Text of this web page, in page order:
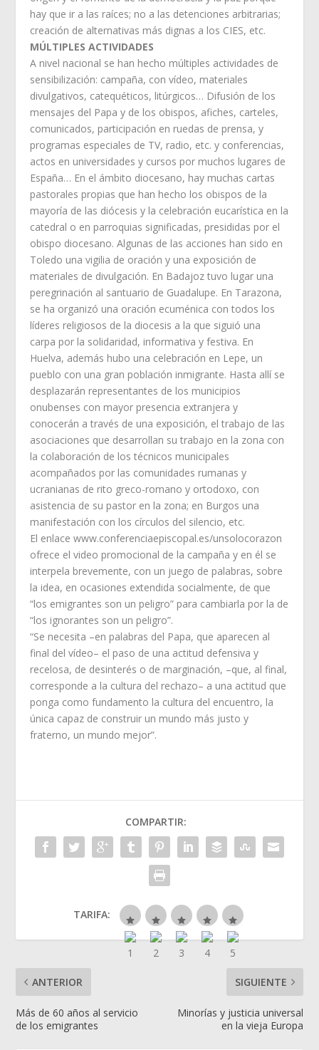
hay que ir a las raíces; no a las detenciones arbitrarias;
creación de alternativas más dignas a los CIES, etc.
MÚLTIPLES ACTIVIDADES
A nivel nacional se han hecho múltiples actividades de
sensibilización: campaña, con vídeo, materiales
divulgativos, catequéticos, litúrgicos… Difusión de los
mensajes del Papa y de los obispos, afiches, carteles,
comunicados, participación en ruedas de prensa, y
programas especiales de TV, radio, etc. y conferencias,
actos en universidades y cursos por muchos lugares de
España… En el ámbito diocesano, hay muchas cartas
pastorales propias que han hecho los obispos de la
mayoría de las diócesis y la celebración eucarística en la
catedral o en parroquias significadas, presididas por el
obispo diocesano. Algunas de las acciones han sido en
Toledo una vigilia de oración y una exposición de
materiales de divulgación. En Badajoz tuvo lugar una
peregrinación al santuario de Guadalupe. En Tarazona,
se ha organizó una oración ecuménica con todos los
líderes religiosos de la diocesis a la que siguió una
carpa por la solidaridad, informativa y festiva. En
Huelva, además hubo una celebración en Lepe, un
pueblo con una gran población inmigrante. Hasta allí se
desplazarán representantes de los municipios
onubenses con mayor presencia extranjera y
conocerán a través de una exposición, el trabajo de las
asociaciones que desarrollan su trabajo en la zona con
la colaboración de los técnicos municipales
acompañados por las comunidades rumanas y
ucranianas de rito greco-romano y ortodoxo, con
asistencia de su pastor en la zona; en Burgos una
manifestación con los círculos del silencio, etc.
El enlace www.conferenciaepiscopal.es/unsolocorazon
ofrece el video promocional de la campaña y en él se
interpela brevemente, con un juego de palabras, sobre
la idea, en ocasiones extendida socialmente, de que
“los emigrantes son un peligro” para cambiarla por la de
“los ignorantes son un peligro”.
“Se necesita –en palabras del Papa, que aparecen al
final del vídeo– el paso de una actitud defensiva y
recelosa, de desinterés o de marginación, –que, al final,
corresponde a la cultura del rechazo– a una actitud que
ponga como fundamento la cultura del encuentro, la
única capaz de construir un mundo más justo y
fraterno, un mundo mejor”.
COMPARTIR:
TARIFA:
ANTERIOR
Más de 60 años al servicio
de los emigrantes
SIGUIENTE
Minorías y justicia universal
en la vieja Europa